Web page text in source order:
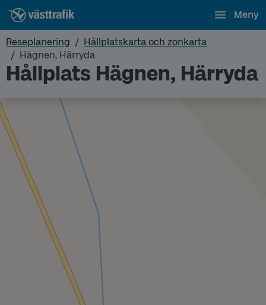
Meny
Reseplanering
Hållplatskarta och zonkarta
Hägnen, Härryda
Hållplats Hägnen, Härryda